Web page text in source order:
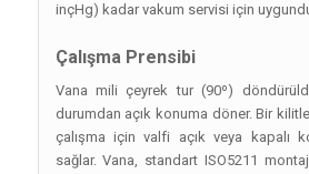
inçHg) kadar vakum servisi için
Çalışma Prensibi
Vana mili çeyrek tur (90º)
durumdan açık konuma döner. Bir
çalışma için valfi açık veya kapalı
sağlar. Vana, standart ISO5211